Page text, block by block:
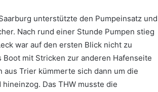
unterstützte den Pumpeinsatz und
Nach rund einer Stunde Pumpen stieg
war auf den ersten Blick nicht zu
mit Stricken zur anderen Hafenseite
aus Trier kümmerte sich dann um die
Das THW musste die